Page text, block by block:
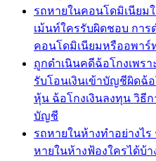
รถหายในคอนโดมิเนียม
เม้นท์ใครรับผิดชอบ กา
คอนโดมิเนียมหรืออพาร์
ถูกดำเนินคดีฉ้อโกงเพร
รับโอนเงินเข้าบัญชีผิดฉ้
หุ้น ฉ้อโกงเงินลงทุน วิธี
บัญชี
รถหายในห้างทำอย่างไ
หายในห้างฟ้องใครได้บ้